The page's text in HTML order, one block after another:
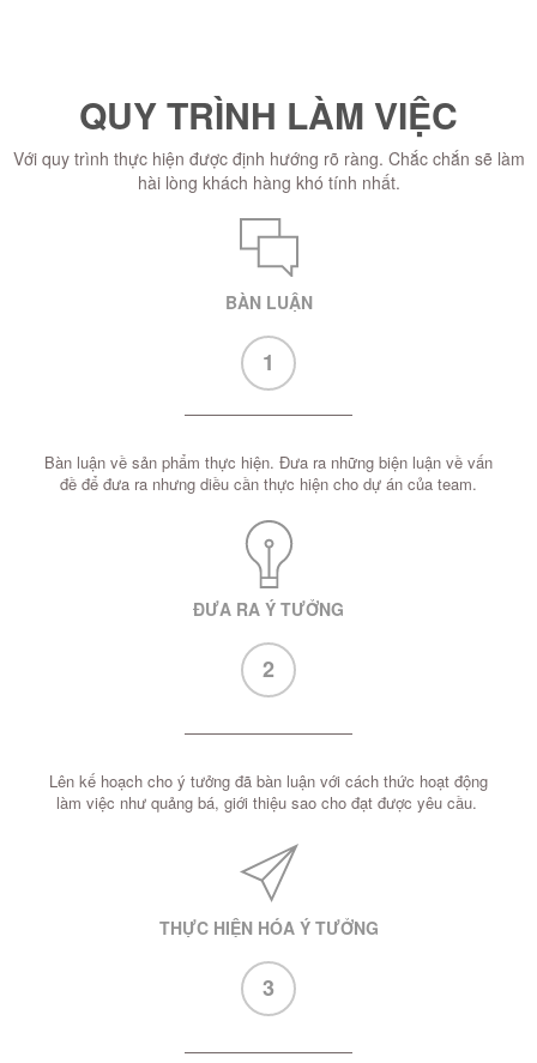
QUY TRÌNH LÀM VIỆC
Với quy trình thực hiện được định hướng rõ ràng. Chắc chắn sẽ làm
hài lòng khách hàng khó tính nhất.
BÀN LUẬN
1
Bàn luận về sản phẩm thực hiện. Đưa ra những biện luận về vấn
đề để đưa ra nhưng diều cần thực hiện cho dự án của team.
ĐƯA RA Ý TƯỞNG
2
Lên kế hoạch cho ý tưởng đã bàn luận với cách thức hoạt động
làm việc như quảng bá, giới thiệu sao cho đạt được yêu cầu.
THỰC HIỆN HÓA Ý TƯỞNG
3